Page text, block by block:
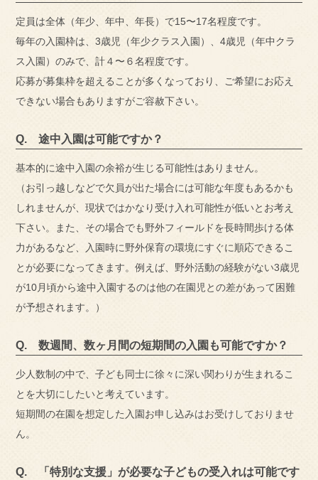
定員は全体（年少、年中、年長）で15〜17名程度です。
毎年の入園枠は、3歳児（年少クラス入園）、4歳児（年中クラ
ス入園）のみで、計４〜６名程度です。
応募が募集枠を超えることが多くなっており、ご希望にお応え
できない場合もありますがご容赦下さい。
Q. 途中入園は可能ですか？
基本的に途中入園の余裕が生じる可能性はありません。
（お引っ越しなどで欠員が出た場合には可能な年度もあるかも
しれませんが、現状ではかなり受け入れ可能性が低いとお考え
下さい。 また、その場合でも野外フィールドを長時間歩ける体
力があるなど、入園時に野外保育の環境にすぐに順応できるこ
とが必要になってきます。例えば、野外活動の経験がない3歳児
が10月頃から途中入園するのは他の在園児との差があって困難
が予想されます。）
Q. 数週間、数ヶ月間の短期間の入園も可能ですか？
少人数制の中で、子ども同士に徐々に深い関わりが生まれるこ
とを大切にしたいと考えています。
短期間の在園を想定した入園お申し込みはお受けしておりませ
ん。
Q. 「特別な支援」が必要な子どもの受入れは可能です